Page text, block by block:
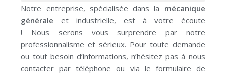
Notre entreprise, spécialisée dans la mécanique
générale et industrielle, est à votre écoute
! Nous serons vous surprendre par notre
professionnalisme et sérieux. Pour toute demande
ou tout besoin d’informations, n’hésitez pas à nous
contacter par téléphone ou via le formulaire de